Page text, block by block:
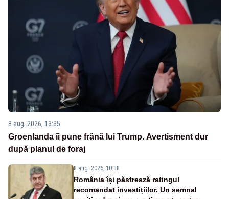
8 aug. 2026, 13:35
Groenlanda îi pune frână lui Trump. Avertisment dur
după planul de foraj
8 aug. 2026, 10:38
România își păstrează ratingul
recomandat investițiilor. Un semnal